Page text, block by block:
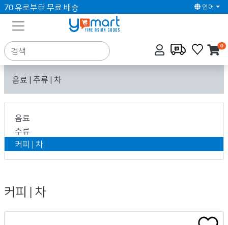
70 유로부터 무료 배송 언어
0
음료 | 주류 | 차
음료
주류
커피 | 차
커피 | 차